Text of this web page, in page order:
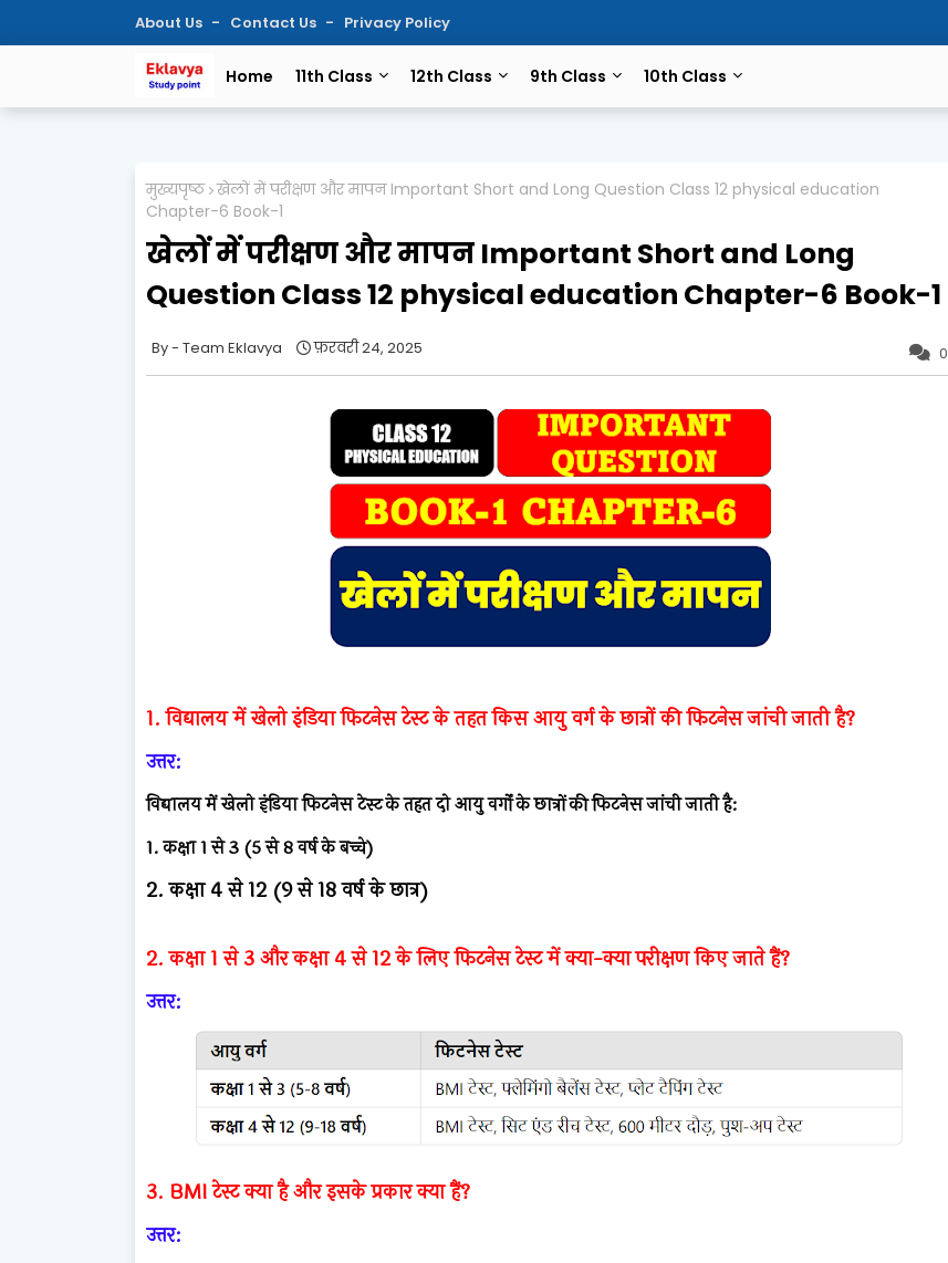
About Us Contact Us Privacy Policy
Home 11th Class 12th Class 9th Class 10th Class
मुख्यपृष्ठ खेलों में परीक्षण और मापन Important Short and Long Question Class 12 physical education
Chapter-6 Book-1
खेलों में परीक्षण और मापन Important Short and Long
Question Class 12 physical education Chapter-6 Book-1
0
Team Eklavya फ़रवरी 24, 2025
1. विद्यालय में खेलो इंडिया फिटनेस टेस्ट के तहत किस आयु वर्ग के छात्रों की फिटनेस जांची जाती है?
उत्तर:
विद्यालय में खेलो इंडिया फिटनेस टेस्ट के तहत दो आयु वर्गों के छात्रों की फिटनेस जांची जाती है:
1. कक्षा 1 से 3 (5 से 8 वर्ष के बच्चे)
2. कक्षा 4 से 12 (9 से 18 वर्ष के छात्र)
2. कक्षा 1 से 3 और कक्षा 4 से 12 के लिए फिटनेस टेस्ट में क्या-क्या परीक्षण किए जाते हैं?
उत्तर:
3. BMI टेस्ट क्या है और इसके प्रकार क्या हैं?
उत्तर: